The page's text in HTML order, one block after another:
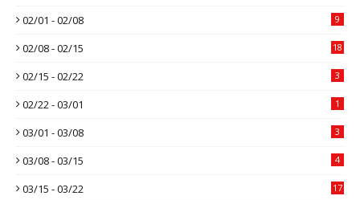
02/01 - 02/08 9
02/08 - 02/15 18
02/15 - 02/22 3
02/22 - 03/01 1
03/01 - 03/08 3
03/08 - 03/15 4
03/15 - 03/22 17